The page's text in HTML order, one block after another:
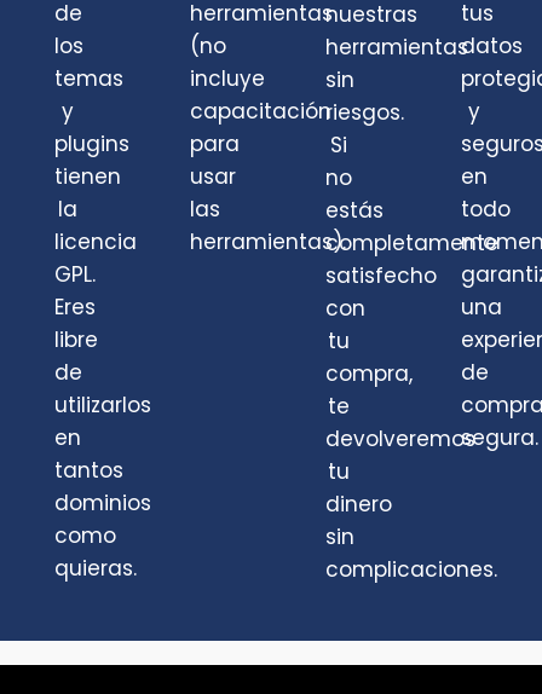
de
los
temas
y
plugins
tienen
la
licencia
GPL.
Eres
libre
de
utilizarlos
en
tantos
dominios
como
quieras.
herramientas
(no
incluye
capacitación
para
usar
las
herramientas).
nuestras
herramientas
sin
riesgos.
Si
no
estás
completamente
satisfecho
con
tu
compra,
te
devolveremos
tu
dinero
sin
complicaciones.
tus
datos
y
en
todo
una
de
segura.